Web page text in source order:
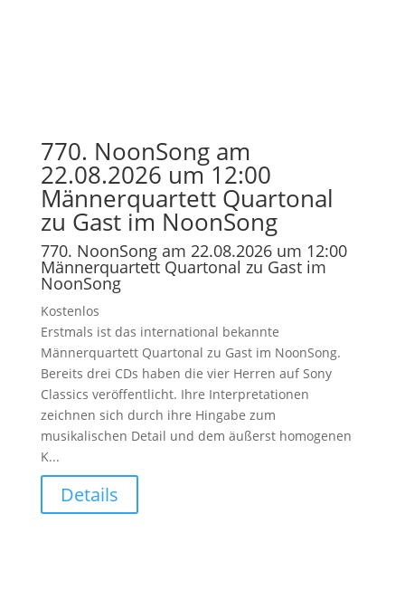
770. NoonSong am
22.08.2026 um 12:00
Männerquartett Quartonal
zu Gast im NoonSong
770. NoonSong am 22.08.2026 um 12:00
Männerquartett Quartonal zu Gast im
NoonSong
Kostenlos
Erstmals ist das international bekannte
Männerquartett Quartonal zu Gast im NoonSong.
Bereits drei CDs haben die vier Herren auf Sony
Classics veröffentlicht. Ihre Interpretationen
zeichnen sich durch ihre Hingabe zum
musikalischen Detail und dem äußerst homogenen
K...
Details